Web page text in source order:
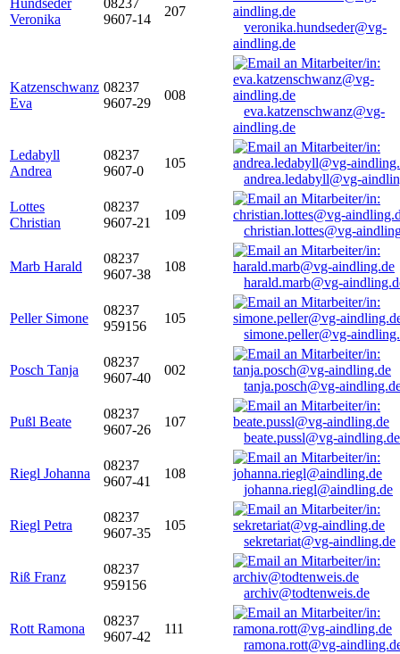
Hundseder
Veronika
08237
9607-14
207
veronika.hundseder@vg-
aindling.de
Katzenschwanz
Eva
08237
9607-29
008
eva.katzenschwanz@vg-
aindling.de
Ledabyll
Andrea
08237
9607-0
105
andrea.ledabyll@vg-
Lottes
Christian
08237
9607-21
109
christian.lottes@vg-
Marb Harald
08237
9607-38
108
harald.marb@vg-
Peller Simone
08237
959156
105
simone.peller@vg-
Posch Tanja
08237
9607-40
002
tanja.posch@vg-
Pußl Beate
08237
9607-26
107
beate.pussl@vg-aindling.de
Riegl Johanna
08237
9607-41
108
johanna.riegl@aindling.de
Riegl Petra
08237
9607-35
105
sekretariat@vg-aindling.de
Riß Franz
08237
959156
archiv@todtenweis.de
Rott Ramona
08237
9607-42
111
ramona.rott@vg-